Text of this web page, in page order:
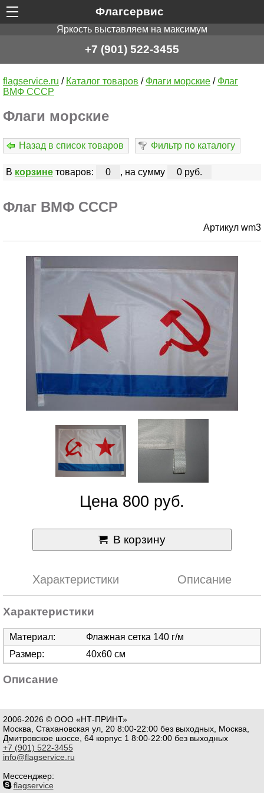
Флагсервис
Яркость выставляем на максимум
+7 (901) 522-3455
flagservice.ru / Каталог товаров / Флаги морские / Флаг
ВМФ СССР
Флаги морские
Назад в список товаров Фильтр по каталогу
В корзинетоваров: 0 , на сумму 0 руб.
Флаг ВМФ СССР
Артикул wm3
Цена 800 руб.
В корзину
Характеристики Описание
Характеристики
Материал:
Флажная сетка 140 г/м
Размер:
40х60 см
Описание
2006-2026 © ООО «НТ-ПРИНТ»
Москва, Стахановская ул, 20 8:00-22:00 без выходных, Москва,
Дмитровское шоссе, 64 корпус 1 8:00-22:00 без выходных
+7 (901) 522-3455
info@flagservice.ru
Мессенджер:
flagservice